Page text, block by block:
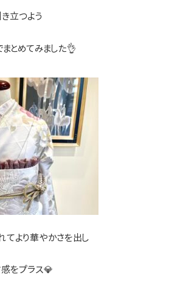
立つよう
とめてみました👌
より華やかさを出し
をプラス💎